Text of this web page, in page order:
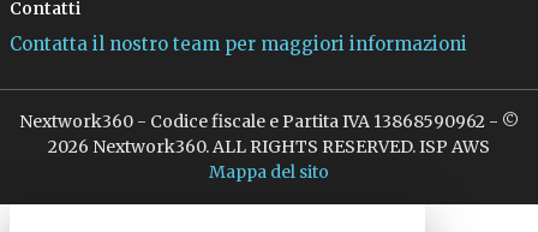
Contatti
Contatta il nostro team per maggiori informazioni
Nextwork360 - Codice fiscale e Partita IVA 13868590962 - ©
2026 Nextwork360. ALL RIGHTS RESERVED. ISP AWS
Mappa del sito